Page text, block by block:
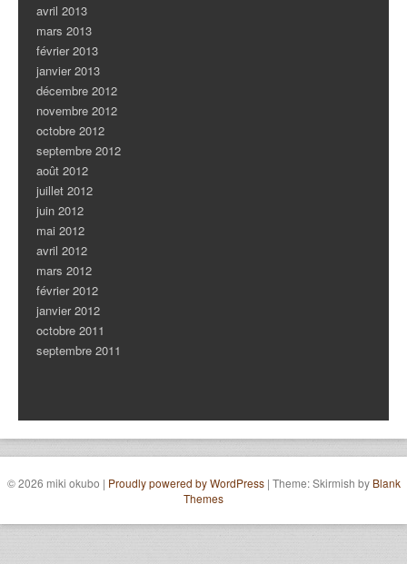
avril 2013
mars 2013
février 2013
janvier 2013
décembre 2012
novembre 2012
octobre 2012
septembre 2012
août 2012
juillet 2012
juin 2012
mai 2012
avril 2012
mars 2012
février 2012
janvier 2012
octobre 2011
septembre 2011
© 2026 miki okubo | Proudly powered by WordPress | Theme: Skirmish by Blank
Themes